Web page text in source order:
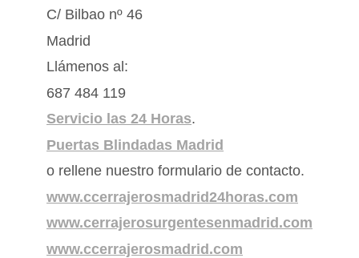
C/ Bilbao nº 46
Madrid
Llámenos al:
687 484 119
Servicio las 24 Horas.
Puertas Blindadas Madrid
o rellene nuestro formulario de contacto.
www.ccerrajerosmadrid24horas.com
www.cerrajerosurgentesenmadrid.com
www.ccerrajerosmadrid.com